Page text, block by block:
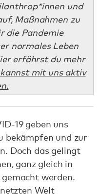
und
Maßnahmen zu
die Pandemie
normales Leben
erfährst du mehr
kannst mit uns aktiv
19 geben uns
bekämpfen und zur
Doch das gelingt
ganz gleich in
werden.
Welt